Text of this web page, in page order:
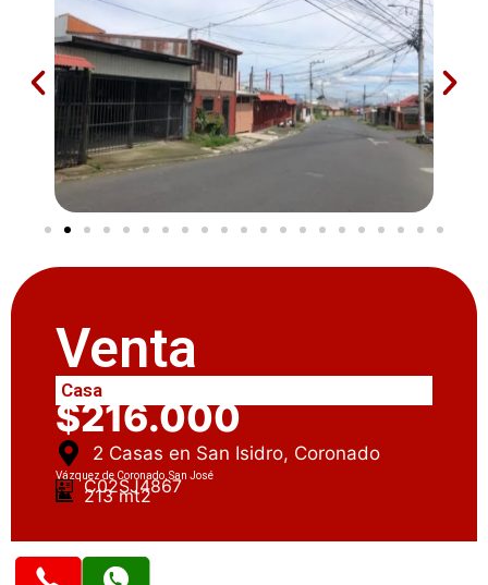
Venta
Casa
$216.000
2 Casas en San Isidro, Coronado
Vázquez de Coronado, San José
C02SJ4867
213 mt2